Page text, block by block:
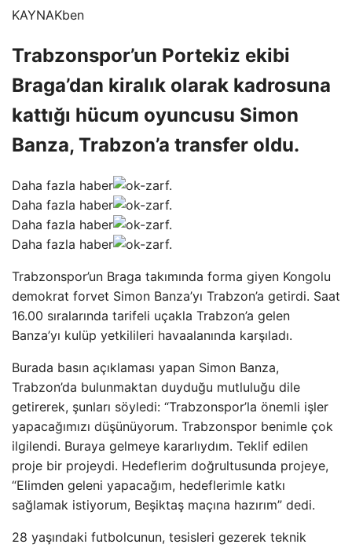
KAYNAKben
Trabzonspor’un Portekiz ekibi
Braga’dan kiralık olarak kadrosuna
kattığı hücum oyuncusu Simon
Banza, Trabzon’a transfer oldu.
Daha fazla haber
Daha fazla haber
Daha fazla haber
Daha fazla haber
Trabzonspor’un Braga takımında forma giyen Kongolu
demokrat forvet Simon Banza’yı Trabzon’a getirdi. Saat
16.00 sıralarında tarifeli uçakla Trabzon’a gelen
Banza’yı kulüp yetkilileri havaalanında karşıladı.
Burada basın açıklaması yapan Simon Banza,
Trabzon’da bulunmaktan duyduğu mutluluğu dile
getirerek, şunları söyledi: “Trabzonspor’la önemli işler
yapacağımızı düşünüyorum. Trabzonspor benimle çok
ilgilendi. Buraya gelmeye kararlıydım. Teklif edilen
proje bir projeydi. Hedeflerim doğrultusunda projeye,
“Elimden geleni yapacağım, hedeflerimle katkı
sağlamak istiyorum, Beşiktaş maçına hazırım” dedi.
28 yaşındaki futbolcunun, tesisleri gezerek teknik